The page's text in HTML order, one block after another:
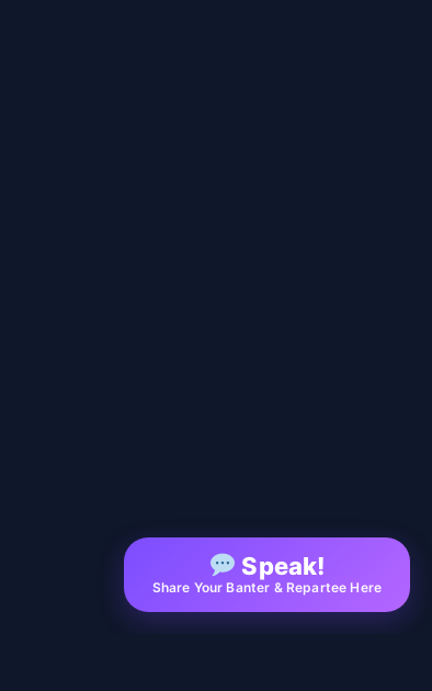
Speak!
Share Your Banter & Repartee Here